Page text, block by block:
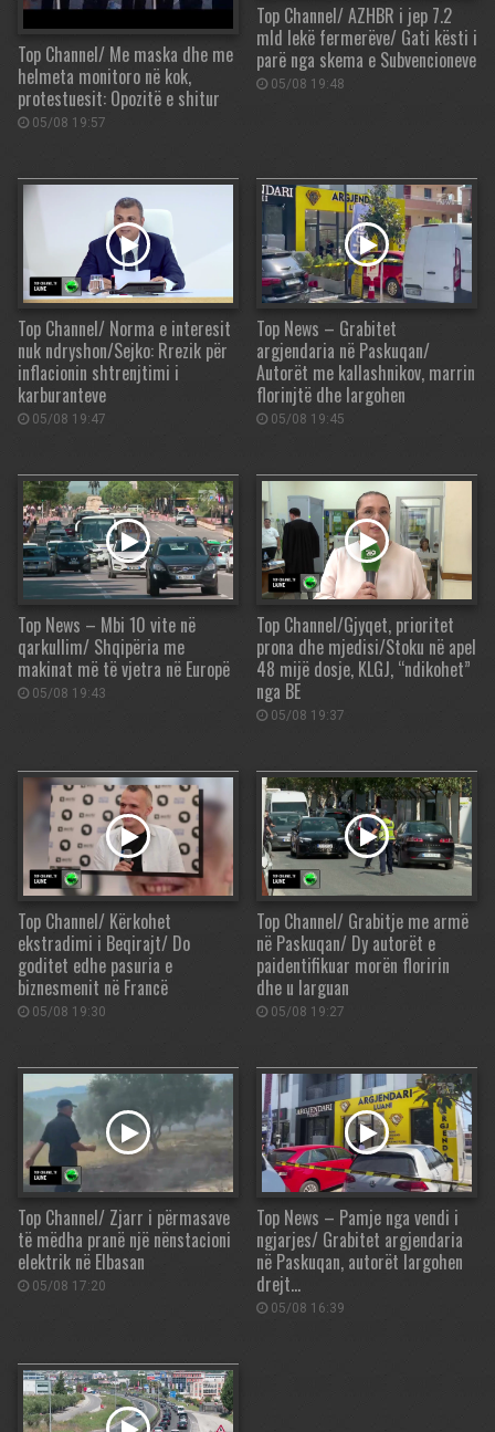
Top Channel/ Me maska dhe me
helmeta monitoro në kok,
protestuesit: Opozitë e shitur
05/08 19:57
Top Channel/ AZHBR i jep 7.2
mld lekë fermerëve/ Gati kësti i
parë nga skema e Subvencioneve
05/08 19:48
Top Channel/ Norma e interesit
nuk ndryshon/Sejko: Rrezik për
inflacionin shtrenjtimi i
karburanteve
05/08 19:47
Top News – Grabitet
argjendaria në Paskuqan/
Autorët me kallashnikov, marrin
florinjtë dhe largohen
05/08 19:45
Top News – Mbi 10 vite në
qarkullim/ Shqipëria me
makinat më të vjetra në Europë
05/08 19:43
Top Channel/Gjyqet, prioritet
prona dhe mjedisi/Stoku në apel
48 mijë dosje, KLGJ, “ndikohet”
nga BE
05/08 19:37
Top Channel/ Kërkohet
ekstradimi i Beqirajt/ Do
goditet edhe pasuria e
biznesmenit në Francë
05/08 19:30
Top Channel/ Grabitje me armë
në Paskuqan/ Dy autorët e
paidentifikuar morën floririn
dhe u larguan
05/08 19:27
Top Channel/ Zjarr i përmasave
të mëdha pranë një nënstacioni
elektrik në Elbasan
05/08 17:20
Top News – Pamje nga vendi i
ngjarjes/ Grabitet argjendaria
në Paskuqan, autorët largohen
drejt…
05/08 16:39